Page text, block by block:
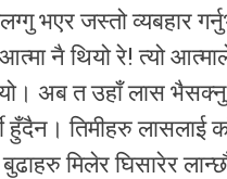
भएर जस्तो व्यबहार
आत्मा नै थियो रे! त्यो
अब त उहाँ लास
हुँदैन। तिमीहरु लासलाई
मिलेर घिसारेर